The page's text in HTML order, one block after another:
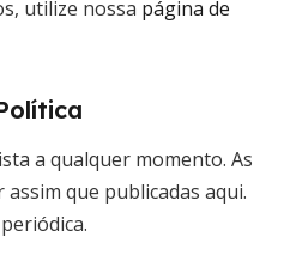
utilize nossa página de
a qualquer momento. As
que publicadas aqui.